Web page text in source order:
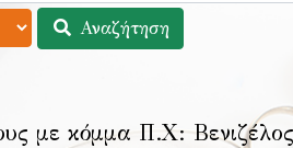
Αναζήτηση
με κόμμα Π.Χ: